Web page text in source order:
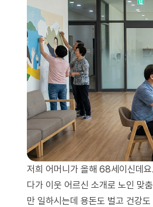
저희 어머니가 올해 68세이신데
다가 이웃 어르신 소개로 노인 맞
만 일하시는데 용돈도 벌고 건강